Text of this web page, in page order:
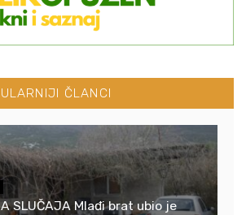
ČLANCI
SLUČAJA Mlađi brat ubio je